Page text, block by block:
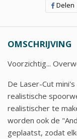
Delen
OMSCHRIJVING
Voorzichtig...
De Laser-Cut
realistische
realistischer te
worden ook de
geplaatst, zodat